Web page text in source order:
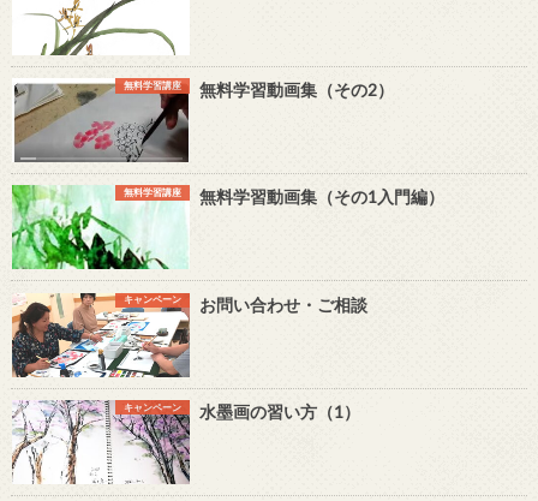
無料学習講座 無料学習動画集（その2）
無料学習講座 無料学習動画集（その1入門編）
キャンペーン お問い合わせ・ご相談
キャンペーン 水墨画の習い方（1）